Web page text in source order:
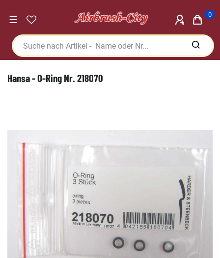
☰ 0
Hansa - O-Ring Nr. 218070